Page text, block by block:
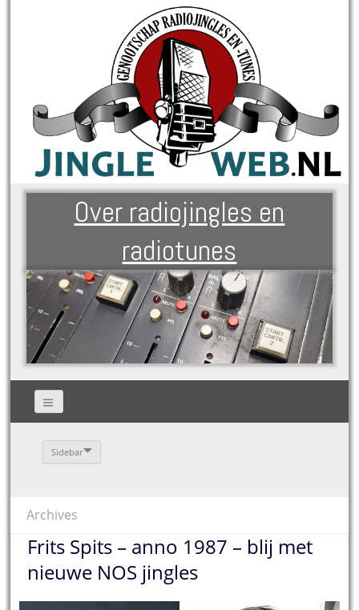
Over radiojingles en
radiotunes
Sidebar
Archives
Frits Spits – anno 1987 – blij met
nieuwe NOS jingles